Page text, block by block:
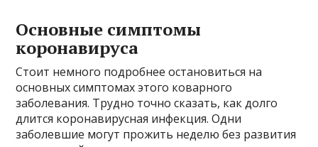
Основные симптомы
коронавируса
Стоит немного подробнее остановиться на
основных симптомах этого коварного
заболевания. Трудно точно сказать, как долго
длится коронавирусная инфекция. Одни
заболевшие могут прожить неделю без развития